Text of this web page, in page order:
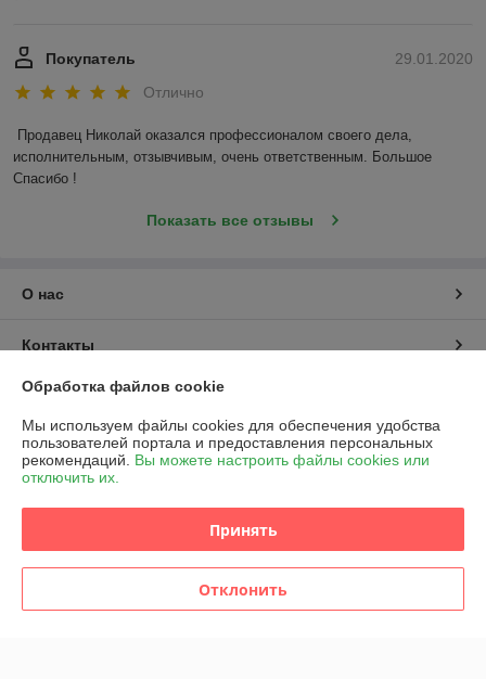
29.01.2020
Покупатель
Отлично
Продавец Николай оказался профессионалом своего дела,
исполнительным, отзывчивым, очень ответственным. Большое
Спасибо !
Показать все отзывы
О нас
Контакты
Доставка и оплата
График работы
Политика обработки cookies
Сайт создан на платформе Deal.by
Обработка файлов cookie
Мы используем файлы cookies для обеспечения удобства
пользователей портала и предоставления персональных
рекомендаций. Вы можете настроить файлы cookies или
отключить их.
Принять
Отклонить